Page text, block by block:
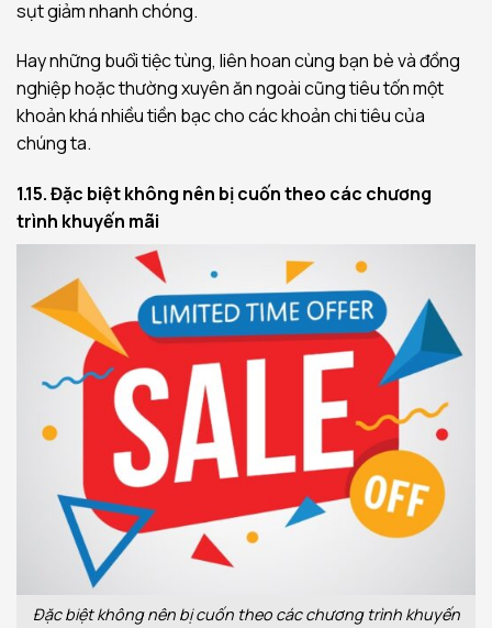
sụt giảm nhanh chóng.
Hay những buổi tiệc tùng, liên hoan cùng bạn bè và đồng
nghiệp hoặc thường xuyên ăn ngoài cũng tiêu tốn một
khoản khá nhiều tiền bạc cho các khoản chi tiêu của
chúng ta.
1.15. Đặc biệt không nên bị cuốn theo các chương
trình khuyến mãi
Đặc biệt không nên bị cuốn theo các chương trình khuyến